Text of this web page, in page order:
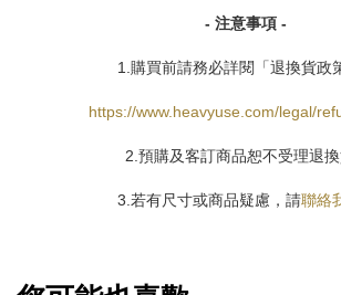
- 注意事項 -
1.購買前請務必詳閱「退換貨政
https://www.heavyuse.com/legal/
2.預購及客訂商品恕不受理退換
3.若有尺寸或商品疑慮，請聯絡